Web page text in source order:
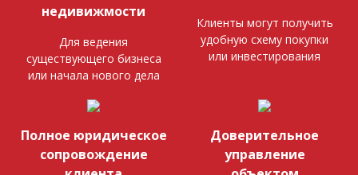
недивижмости
Для ведения
существующего бизнеса
или начала нового дела
Клиенты могут получить
удобную схему покупки
или инвестирования
Полное юридическое
сопровождение
Доверительное
управление